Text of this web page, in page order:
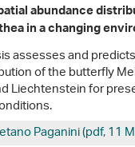
abundance
in a changing
assesses and
of the butterfly
Liechtenstein for
Paganini (pdf, 11